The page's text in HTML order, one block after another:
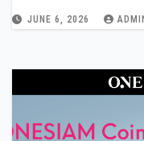
JUNE 6, 2026